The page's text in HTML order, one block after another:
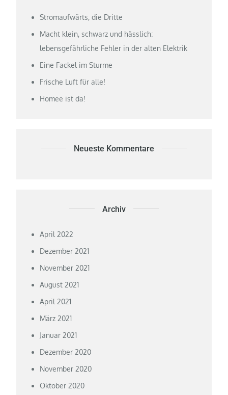
Stromaufwärts, die Dritte
Macht klein, schwarz und hässlich:
lebensgefährliche Fehler in der alten Elektrik
Eine Fackel im Sturme
Frische Luft für alle!
Homee ist da!
Neueste Kommentare
Archiv
April 2022
Dezember 2021
November 2021
August 2021
April 2021
März 2021
Januar 2021
Dezember 2020
November 2020
Oktober 2020